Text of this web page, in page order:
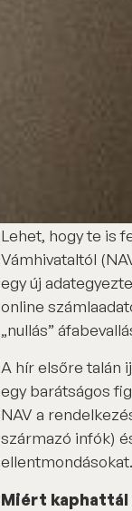
Lehet, hogy te is
Vámhivataltól
egy új
online
„nullás”
A hír elsőre talán
egy barátságos
NAV a
származó infók)
ellentmondásokat.
Miért